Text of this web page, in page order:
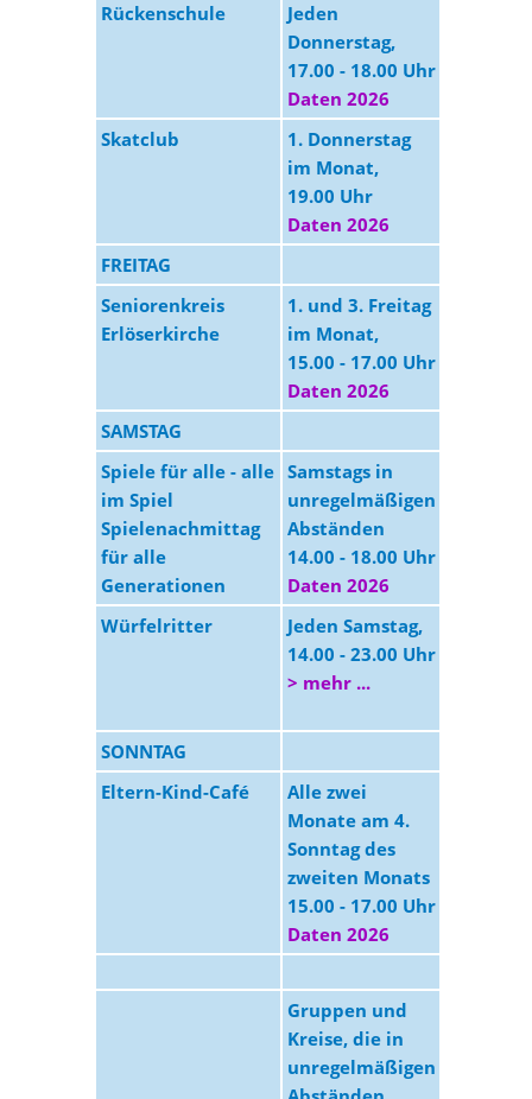
Rückenschule
Jeden
Donnerstag,
17.00 - 18.00 Uhr
Daten 2026
Skatclub
1. Donnerstag
im Monat,
19.00 Uhr
Daten 2026
FREITAG
Seniorenkreis
Erlöserkirche
1. und 3. Freitag
im Monat,
15.00 - 17.00 Uhr
Daten 2026
SAMSTAG
Spiele für alle - alle
im Spiel
Spielenachmittag
für alle
Generationen
Samstags in
unregelmäßigen
Abständen
14.00 - 18.00 Uhr
Daten 2026
Würfelritter
Jeden Samstag,
14.00 - 23.00 Uhr
> mehr ...
SONNTAG
Eltern-Kind-Café
Alle zwei
Monate am 4.
Sonntag des
zweiten Monats
15.00 - 17.00 Uhr
Daten 2026
Gruppen und
Kreise, die in
unregelmäßigen